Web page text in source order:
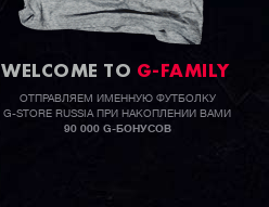
WELCOME TO G-FAMILY
ОТПРАВЛЯЕМ ИМЕННУЮ ФУТБОЛКУ
G-STORE RUSSIA ПРИ НАКОПЛЕНИИ ВАМИ
90 000 G-БОНУСОВ